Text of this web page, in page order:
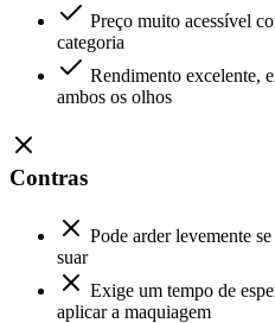
Preço muito acessível
categoria
Rendimento excelente,
ambos os olhos
Contras
Pode arder levemente
suar
Exige um tempo de
aplicar a maquiagem